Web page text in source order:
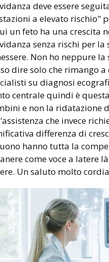
deve essere
a elevato rischio"
un feto ha una crescita
senza rischi per
Non ho neppure
dire solo che rimango
su diagnosi
centrale quindi è
e non la ridatazione
che invece
differenza di
hanno tutta la
come voce a latere
Un saluto molto